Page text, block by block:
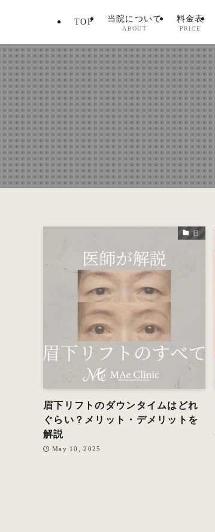
TOP 当院について
ABOUT
料金表
PRICE
目
眉下リフトのダウンタイムはどれ
ぐらい？メリット・デメリットを
解説
May 10, 2025